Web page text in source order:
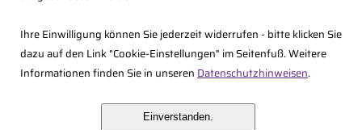
Ihre Einwilligung können Sie jederzeit widerrufen - bitte klicken Sie
dazu auf den Link "Cookie-Einstellungen" im Seitenfuß. Weitere
Informationen finden Sie in unseren Datenschutzhinweisen.
Einverstanden.